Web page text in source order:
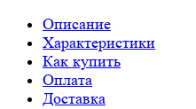
Описание
Характеристики
Как купить
Оплата
Доставка